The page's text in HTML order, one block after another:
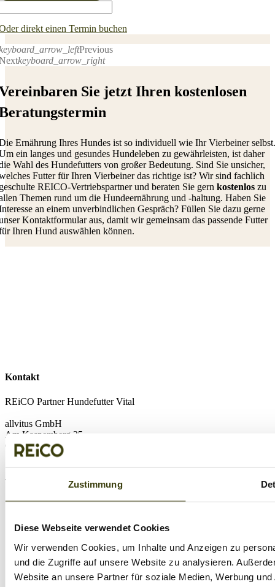
Zustimmung
Diese Webseite verwendet Cookies
Wir verwenden Cookies, um Inhalte und Anzeigen zu
und die Zugriffe auf unsere Website zu analysieren.
Website an unsere Partner für soziale Medien, Werbung
direkt einen Termin buchen
Previous
keyboard_arrow_right
Sie jetzt Ihren kostenlosen
Ernährung Ihres Hundes ist so individuell wie Ihr Vierbeiner selbst.
ein langes und gesundes Hundeleben zu gewährleisten, ist daher
Wahl des Hundefutters von großer Bedeutung. Sind Sie unsicher,
Futter für Ihren Vierbeinerdas richtige ist? Wir sind fachlich
REICO-Vertriebspartnerund beraten Sie gern kostenlos zu
Themen rund um die Hundeernährung und -haltung. Haben Sie
an einem unverbindlichen Gespräch? Füllen Sie dazu gerne
Kontaktformular aus, damit wir gemeinsam das passende Futter
Ihren Hund auswählen können.
Kontakt
REiCO Partner Hundefutter Vital
allvitus GmbH
Am Kaspersberg 35
63654 Büdingen
wichtige Links
Kontakt
Reico Vertriebspartner werden
Reico Hundefutter Test
Fütterungs-Guide
Neukundenbestellung
Kunden Login